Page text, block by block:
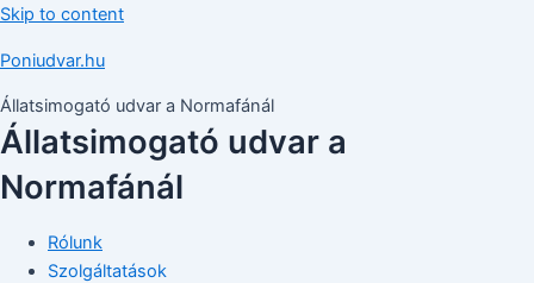
Skip to content
Poniudvar.hu
Állatsimogató udvar a Normafánál
Állatsimogató udvar a
Normafánál
Rólunk
Szolgáltatások